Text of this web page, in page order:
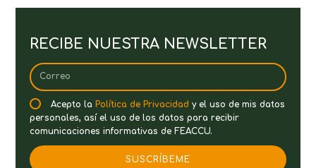
RECIBE NUESTRA NEWSLETTER
Acepto la Política de Privacidad y el uso de mis datos
personales, así el uso de los datos para recibir
comunicaciones informativas de FEACCU.
SUSCRÍBEME